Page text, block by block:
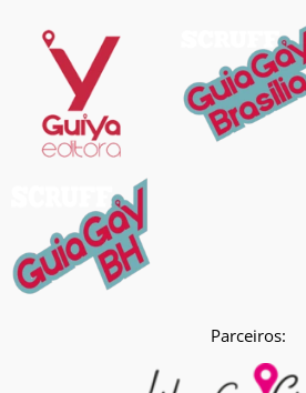
Parceiros: